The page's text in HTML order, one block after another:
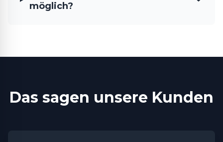
möglich?
Das sagen unsere Kunden